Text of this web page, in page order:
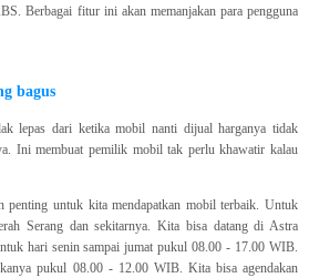
Berbagai fitur ini akan memanjakan para pengguna
bagus
lepas dari ketika mobil nanti dijual harganya tidak
Ini membuat pemilik mobil tak perlu khawatir kalau
penting untuk kita mendapatkan mobil terbaik. Untuk
Serang dan sekitarnya. Kita bisa datang di Astra
hari senin sampai jumat pukul 08.00 - 17.00 WIB.
pukul 08.00 - 12.00 WIB. Kita bisa agendakan